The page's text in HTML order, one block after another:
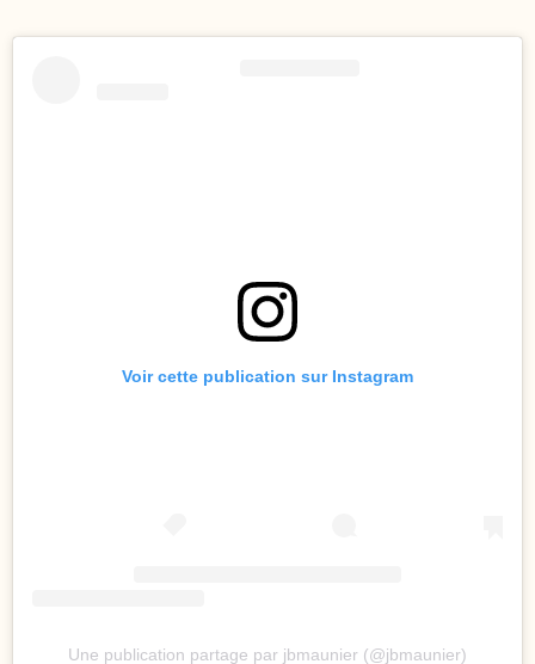
Voir cette publication sur Instagram
Une publication partage par jbmaunier (@jbmaunier)